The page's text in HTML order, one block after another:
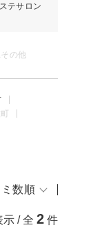
テサロン
の他
数順
示 / 全 2 件